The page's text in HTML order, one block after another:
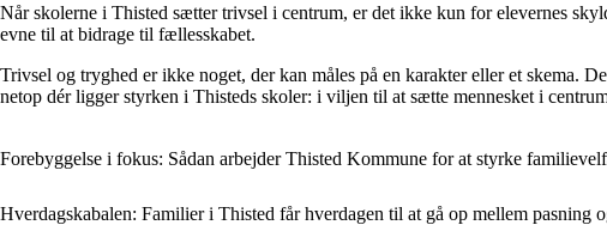
Når skolerne i Thisted sætter trivsel i centrum, er det ikke kun for elevernes
evne til at bidrage til fællesskabet.
Trivsel og tryghed er ikke noget, der kan måles på en karakter eller et skema.
netop dér ligger styrken i Thisteds skoler: i viljen til at sætte mennesket i
Forebyggelse i fokus: Sådan arbejder Thisted Kommune for at styrke
Hverdagskabalen: Familier i Thisted får hverdagen til at gå op mellem pasning